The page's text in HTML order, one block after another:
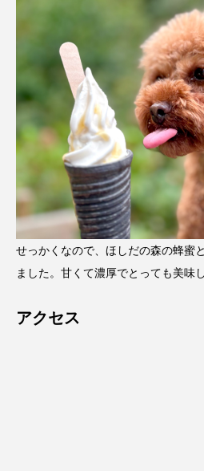
せっかくなので、ほしだの森の蜂蜜
ました。甘くて濃厚でとっても美味
アクセス